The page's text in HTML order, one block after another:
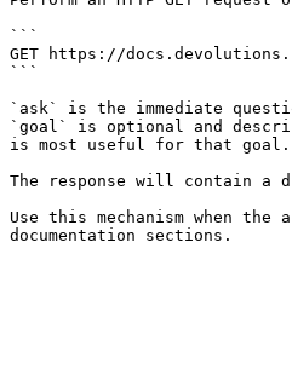
```
GET https://
```
`ask` is the immediate
`goal` is optional and
is most useful for that goal.
The response will contain a
Use this mechanism when